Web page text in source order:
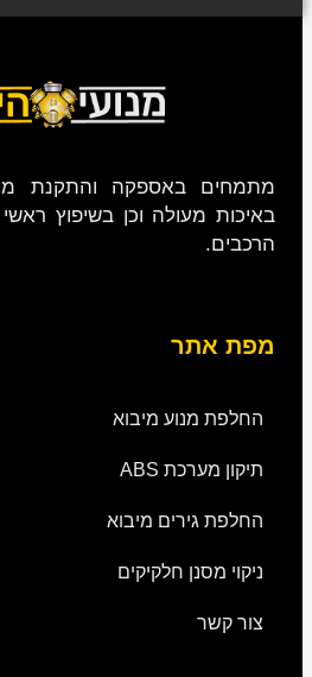
מתמחים באספקה והתקנת
באיכות מעולה וכן בשיפוץ ראשי
הרכבים.
מפת אתר
החלפת מנוע מיבוא
תיקון מערכת ABS
החלפת גירים מיבוא
ניקוי מסנן חלקיקים
צור קשר